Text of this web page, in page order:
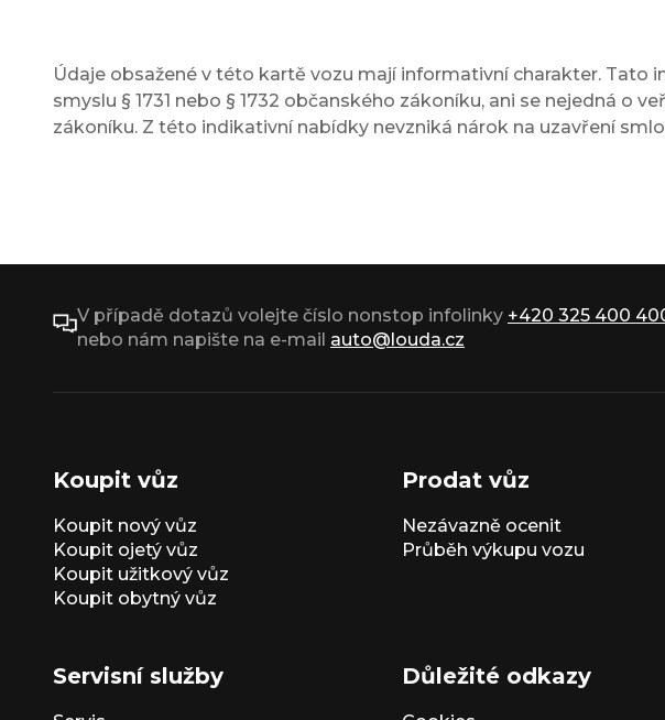
Údaje obsažené v této kartě vozu mají informativní charakter. Tato
smyslu § 1731 nebo § 1732 občanského zákoníku, ani se nejedná o
zákoníku. Z této indikativní nabídky nevzniká nárok na uzavření
V případě dotazů volejte číslo nonstop infolinky +420 325 400
nebo nám napište na e-mail auto@louda.cz
Koupit vůz
Koupit nový vůz
Koupit ojetý vůz
Koupit užitkový vůz
Koupit obytný vůz
Prodat vůz
Nezávazně ocenit
Průběh výkupu vozu
Servisní služby Důležité odkazy